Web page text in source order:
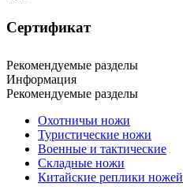
Сертификат
Рекомендуемые разделы
Информация
Рекомендуемые разделы
Охотничьи ножи
Туристические ножи
Военные и тактические
Складные ножи
Китайские реплики ножей